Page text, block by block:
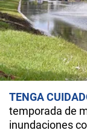
TENGA
temporada de
inundaciones